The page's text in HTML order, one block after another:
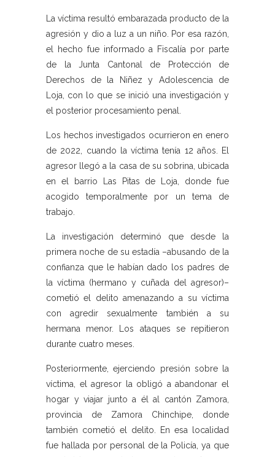
La víctima resultó embarazada producto de la
agresión y dio a luz a un niño. Por esa razón,
el hecho fue informado a Fiscalía por parte
de la Junta Cantonal de Protección de
Derechos de la Niñez y Adolescencia de
Loja, con lo que se inició una investigación y
el posterior procesamiento penal.
Los hechos investigados ocurrieron en enero
de 2022, cuando la víctima tenía 12 años. El
agresor llegó a la casa de su sobrina, ubicada
en el barrio Las Pitas de Loja, donde fue
acogido temporalmente por un tema de
trabajo.
La investigación determinó que desde la
primera noche de su estadía –abusando de la
confianza que le habían dado los padres de
la víctima (hermano y cuñada del agresor)–
cometió el delito amenazando a su víctima
con agredir sexualmente también a su
hermana menor. Los ataques se repitieron
durante cuatro meses.
Posteriormente, ejerciendo presión sobre la
víctima, el agresor la obligó a abandonar el
hogar y viajar junto a él al cantón Zamora,
provincia de Zamora Chinchipe, donde
también cometió el delito. En esa localidad
fue hallada por personal de la Policía, ya que